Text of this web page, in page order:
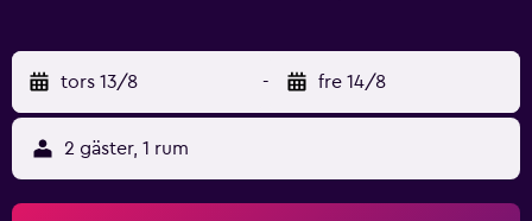
tors 13/8 - fre 14/8
2 gäster, 1 rum